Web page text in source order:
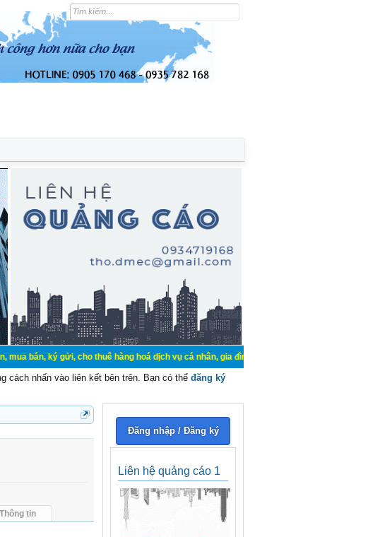
cho thuê hàng hoá dịch vụ cá nhân, gia đình. Mua bán, ký gửi, cho thuê thiết bị hệ
cách nhấn vào liên kết bên trên. Bạn có thể đăng ký
Thông tin
Đăng nhập / Đăng ký
Liên hệ quảng cáo 1